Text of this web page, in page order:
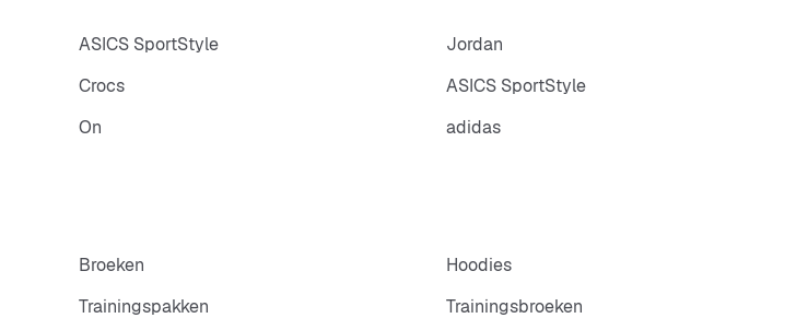
ASICS SportStyle
Jordan
Crocs
ASICS SportStyle
On adidas
Broeken
Hoodies
Trainingspakken
Trainingsbroeken